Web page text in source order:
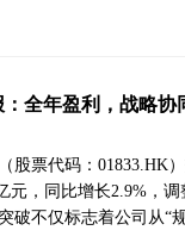
全年盈利，战略
股票代码：01833.HK
元，同比增长2.9%，调
破不仅标志着公司从“